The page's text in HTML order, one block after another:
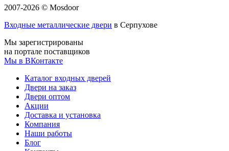
2007-2026 © Mosdoor
Входные металлические двери в Серпухове
Мы зарегистрированы
на портале поставщиков
Мы в ВКонтакте
Каталог входных дверей
Двери на заказ
Двери оптом
Акции
Доставка и установка
Компания
Наши работы
Блог